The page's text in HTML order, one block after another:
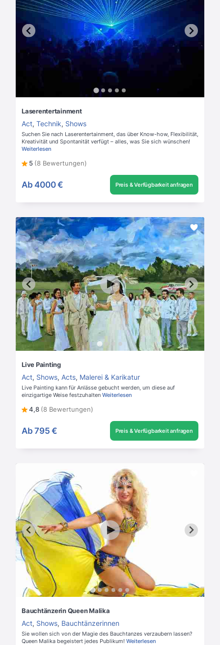
Laserentertainment
Act, Technik, Shows
Suchen Sie nach Laserentertainment, das über Know-how, Flexibilität,
Kreativität und Spontanität verfügt – alles, was Sie sich wünschen!
Weiterlesen
5 (8 Bewertungen)
Ab 4000 € Preis & Verfügbarkeit anfragen
Live Painting
Act, Shows, Acts, Malerei & Karikatur
Live Painting kann für Anlässe gebucht werden, um diese auf
einzigartige Weise festzuhalten Weiterlesen
4,8 (8 Bewertungen)
Ab 795 € Preis & Verfügbarkeit anfragen
Bauchtänzerin Queen Malika
Act, Shows, Bauchtänzerinnen
Sie wollen sich von der Magie des Bauchtanzes verzaubern lassen?
Queen Malika begeistert jedes Publikum! Weiterlesen